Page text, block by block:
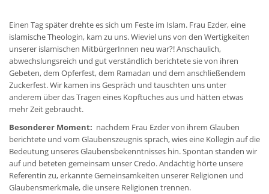
Einen Tag später drehte es sich um Feste im Islam. Frau Ezder, eine
islamische Theologin, kam zu uns. Wieviel uns von den Wertigkeiten
unserer islamischen MitbürgerInnen neu war?! Anschaulich,
abwechslungsreich und gut verständlich berichtete sie von ihren
Gebeten, dem Opferfest, dem Ramadan und dem anschließendem
Zuckerfest. Wir kamen ins Gespräch und tauschten uns unter
anderem über das Tragen eines Kopftuches aus und hätten etwas
mehr Zeit gebraucht.
Besonderer Moment: nachdem Frau Ezder von ihrem Glauben
berichtete und vom Glaubenszeugnis sprach, wies eine Kollegin auf die
Bedeutung unseres Glaubensbekenntnisses hin. Spontan standen wir
auf und beteten gemeinsam unser Credo. Andächtig hörte unsere
Referentin zu, erkannte Gemeinsamkeiten unserer Religionen und
Glaubensmerkmale, die unsere Religionen trennen.